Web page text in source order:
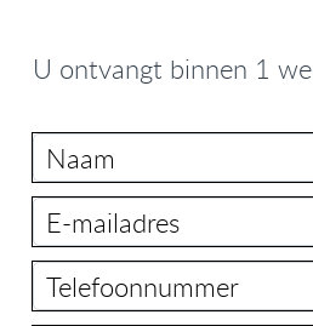
U ontvangt binnen 1